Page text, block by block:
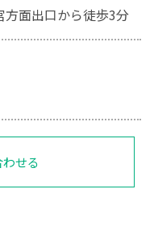
方面出口から徒歩3分
せる